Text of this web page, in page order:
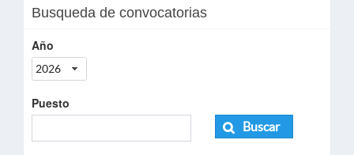
Busqueda de convocatorias
Año
2026
Puesto
Buscar